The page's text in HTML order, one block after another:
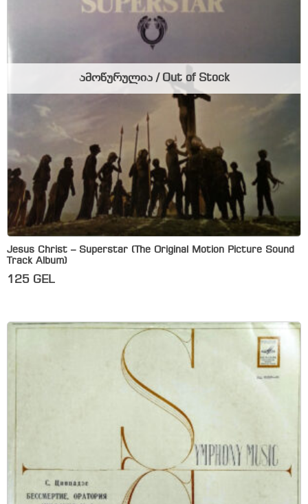
Jesus Christ – Superstar (The Original Motion Picture Sound
Track Album)
125 GEL
ამოწურულია / Out of Stock